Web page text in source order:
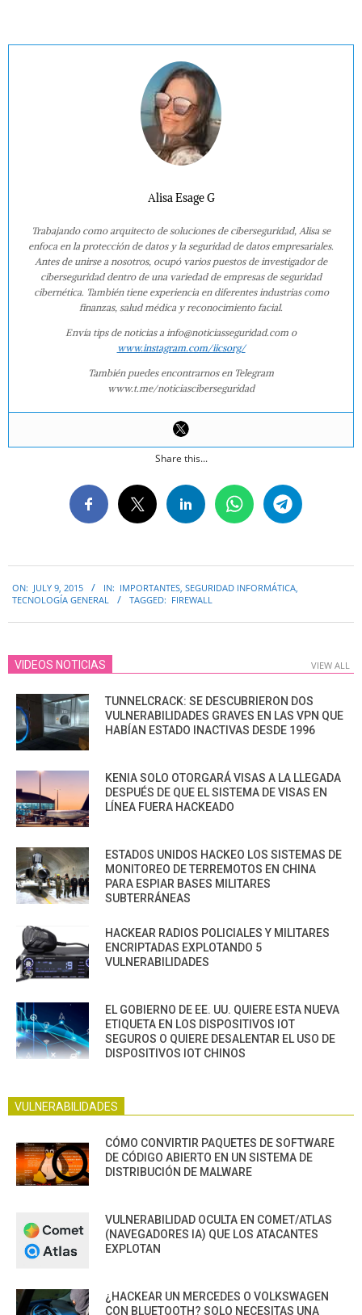
Alisa Esage G
Trabajando como arquitecto de soluciones de ciberseguridad, Alisa se
enfoca en la protección de datos y la seguridad de datos empresariales.
Antes de unirse a nosotros, ocupó varios puestos de investigador de
ciberseguridad dentro de una variedad de empresas de seguridad
cibernética. También tiene experiencia en diferentes industrias como
finanzas, salud médica y reconocimiento facial.
Envía tips de noticias a info@noticiasseguridad.com o
www.instagram.com/iicsorg/
También puedes encontrarnos en Telegram
www.t.me/noticiasciberseguridad
Share this...
07-
ON: JULY 9, 2015 IN: IMPORTANTES, SEGURIDAD INFORMÁTICA,
TECNOLOGÍA GENERAL
TAGGED: FIREWALL
VIDEOS NOTICIAS VIEW ALL
TUNNELCRACK: SE DESCUBRIERON DOS
VULNERABILIDADES GRAVES EN LAS VPN QUE
HABÍAN ESTADO INACTIVAS DESDE 1996
KENIA SOLO OTORGARÁ VISAS A LA LLEGADA
DESPUÉS DE QUE EL SISTEMA DE VISAS EN
LÍNEA FUERA HACKEADO
ESTADOS UNIDOS HACKEO LOS SISTEMAS DE
MONITOREO DE TERREMOTOS EN CHINA
PARA ESPIAR BASES MILITARES
SUBTERRÁNEAS
HACKEAR RADIOS POLICIALES Y MILITARES
ENCRIPTADAS EXPLOTANDO 5
VULNERABILIDADES
EL GOBIERNO DE EE. UU. QUIERE ESTA NUEVA
ETIQUETA EN LOS DISPOSITIVOS IOT
SEGUROS O QUIERE DESALENTAR EL USO DE
DISPOSITIVOS IOT CHINOS
VULNERABILIDADES
CÓMO CONVIRTIR PAQUETES DE SOFTWARE
DE CÓDIGO ABIERTO EN UN SISTEMA DE
DISTRIBUCIÓN DE MALWARE
VULNERABILIDAD OCULTA EN COMET/ATLAS
(NAVEGADORES IA) QUE LOS ATACANTES
EXPLOTAN
¿HACKEAR UN MERCEDES O VOLKSWAGEN
CON BLUETOOTH? SOLO NECESITAS UNA